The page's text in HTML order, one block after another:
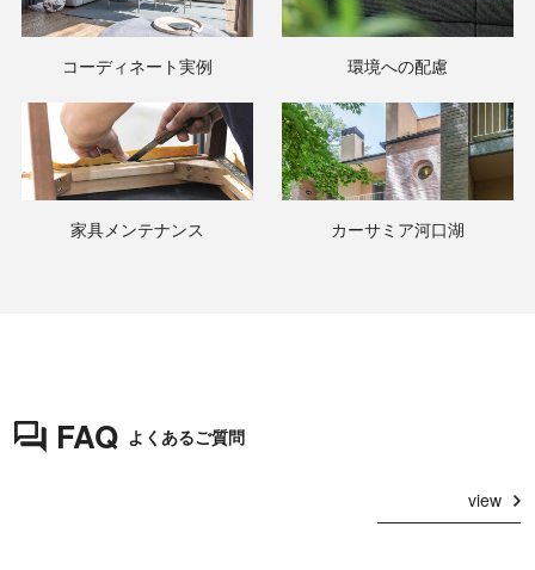
コーディネート実例 環境への配慮
家具メンテナンス カーサミア河口湖
FAQ よくあるご質問
view